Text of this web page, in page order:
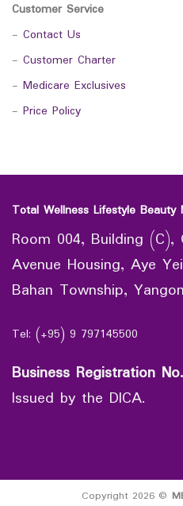
Customer Service
- Contact Us
- Customer Charter
- Medicare Exclusives
- Price Policy
Total Wellness Lifestyle Beauty
Room 004, Building (C),
Avenue Housing, Aye
Bahan Township,
Tel: (+95) 9 797145500
Business Registration No.
Issued by the DICA.
Copyright 2026 ©